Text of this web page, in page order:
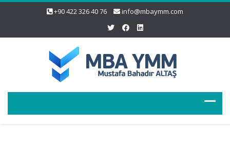
+90 422 326 40 76 info@mbaymm.com